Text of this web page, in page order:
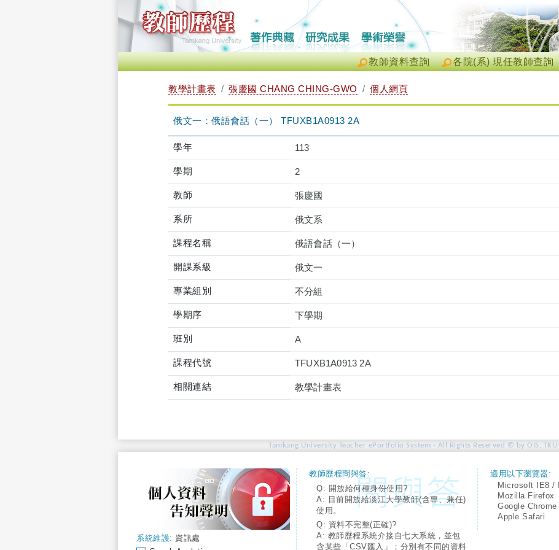
各院(系) 現任教師查詢
教師資料查詢
教學計畫表 張慶國 CHANG CHING-GWO 個人網頁
俄文一：俄語會話（一） TFUXB1A0913 2A
學年 113
學期 2
教師 張慶國
系所 俄文系
課程名稱 俄語會話（一）
開課系級 俄文一
專業組別 不分組
學期序 下學期
班別 A
課程代號 TFUXB1A0913 2A
相關連結 教學計畫表
Tamkang University Teacher ePortfolio System - All Rights Reserved © by OIS, TKU
系統維護: 資訊處
教師歷程問與答:
Q: 開放給何種身份使用?
A: 目前開放給淡江大學教師(含專、兼任)
使用。
Q: 資料不完整(正確)?
A: 教師歷程系統介接自七大系統，並包
含某些「CSV匯入」；分別有不同的資料
適用以下瀏覽器:
Microsoft IE8 /
Mozilla Firefox
Google Chrome
Apple Safari